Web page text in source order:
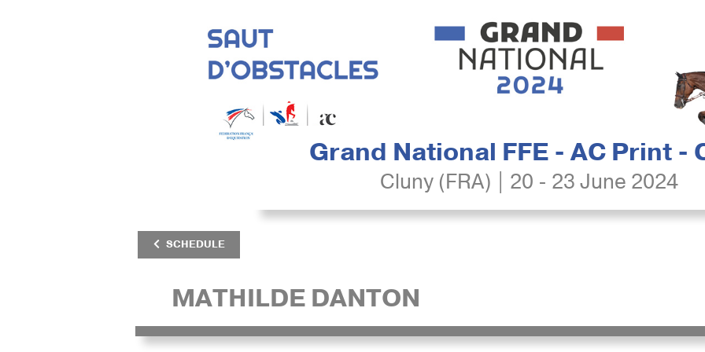
Grand National FFE - AC Print -
Cluny (FRA) | 20 - 23 June 2024
SCHEDULE
MATHILDE DANTON